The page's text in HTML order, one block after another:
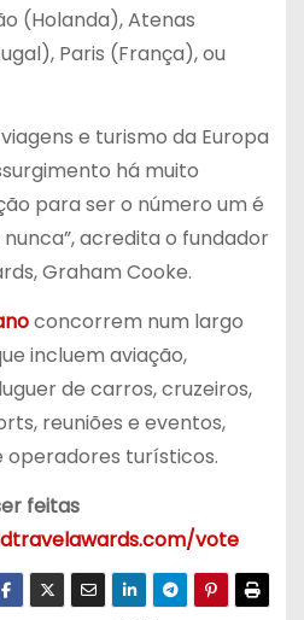
(Holanda), Atenas
Paris (França), ou
e turismo da Europa
há muito
para ser o número um é
acredita o fundador
Graham Cooke.
concorrem num largo
incluem aviação,
de carros, cruzeiros,
reuniões e eventos,
operadores turísticos.
feitas
vote